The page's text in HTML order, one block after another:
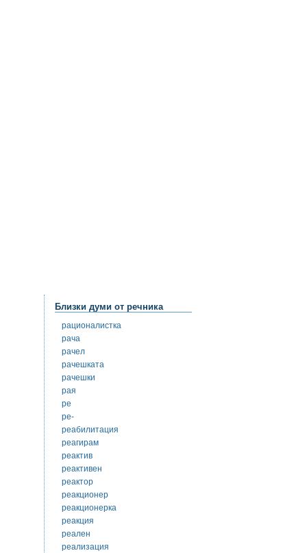
Близки думи от речника
рационалистка
рача
рачел
рачешката
рачешки
рая
ре
ре-
реабилитация
реагирам
реактив
реактивен
реактор
реакционер
реакционерка
реакция
реален
реализация